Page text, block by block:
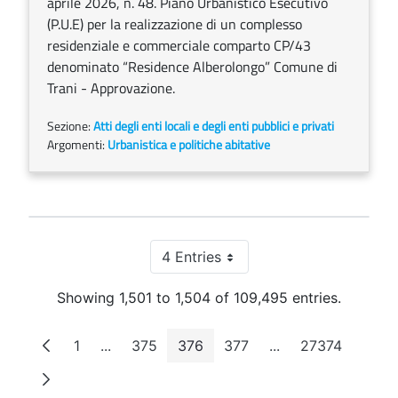
(P.U.E) per la realizzazione di un complesso
residenziale e commerciale comparto CP/43
denominato “Residence Alberolongo” Comune di
Trani - Approvazione.
Sezione:Atti degli enti locali e degli enti pubblici e privati
Argomenti: Urbanistica e politiche abitative
4 EntriesPer Page
Showing 1,501 to 1,504 of 109,495 entries.
Page
1 ...Intermediate Pages
Page
375 Page
376 Page
377 ...Intermediate
Page
27374